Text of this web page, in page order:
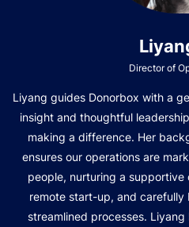
Director of
Liyang guides Donorbox with a
insight and thoughtful
making a difference. Her
ensures our operations are
people, nurturing a
remote start-up, and
streamlined processes.